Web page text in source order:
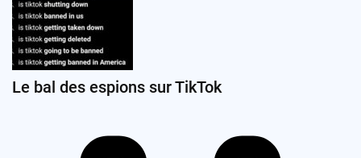
Le bal des espions sur TikTok